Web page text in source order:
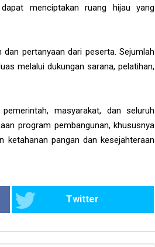
menciptakan ruang hijau yang
pertanyaan dari peserta. Sejumlah
melalui dukungan sarana, pelatihan,
masyarakat, dan seluruh
program pembangunan, khususnya
ketahanan pangan dan kesejahteraan
Twitter